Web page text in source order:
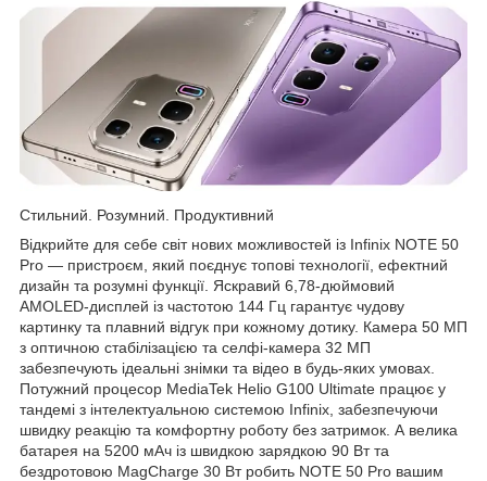
Стильний. Розумний. Продуктивний
Відкрийте для себе світ нових можливостей із Infinix NOTE 50
Pro — пристроєм, який поєднує топові технології, ефектний
дизайн та розумні функції. Яскравий 6,78-дюймовий
AMOLED-дисплей із частотою 144 Гц гарантує чудову
картинку та плавний відгук при кожному дотику. Камера 50 МП
з оптичною стабілізацією та селфі-камера 32 МП
забезпечують ідеальні знімки та відео в будь-яких умовах.
Потужний процесор MediaTek Helio G100 Ultimate працює у
тандемі з інтелектуальною системою Infinix, забезпечуючи
швидку реакцію та комфортну роботу без затримок. А велика
батарея на 5200 мАч із швидкою зарядкою 90 Вт та
бездротовою MagCharge 30 Вт робить NOTE 50 Pro вашим